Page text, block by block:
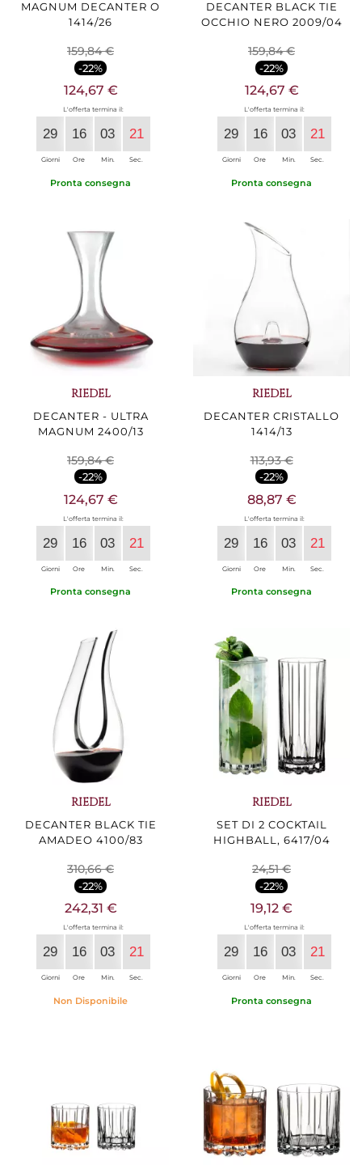
MAGNUM DECANTER O
1414/26
159,84 €
-22%
124,67 €
L'offerta termina il:
29
Giorni
16
Ore
03
Min.
20
Sec.
Pronta consegna
DECANTER BLACK TIE
OCCHIO NERO 2009/04
159,84 €
-22%
124,67 €
L'offerta termina il:
29
Giorni
16
Ore
03
Min.
20
Sec.
Pronta consegna
RIEDEL
DECANTER - ULTRA
MAGNUM 2400/13
159,84 €
-22%
124,67 €
L'offerta termina il:
29
Giorni
16
Ore
03
Min.
20
Sec.
Pronta consegna
RIEDEL
DECANTER CRISTALLO
1414/13
113,93 €
-22%
88,87 €
L'offerta termina il:
29
Giorni
16
Ore
03
Min.
20
Sec.
Pronta consegna
RIEDEL
DECANTER BLACK TIE
AMADEO 4100/83
310,66 €
-22%
242,31 €
L'offerta termina il:
29
Giorni
16
Ore
03
Min.
20
Sec.
Non Disponibile
RIEDEL
SET DI 2 COCKTAIL
HIGHBALL, 6417/04
24,51 €
-22%
19,12 €
L'offerta termina il:
29
Giorni
16
Ore
03
Min.
20
Sec.
Pronta consegna